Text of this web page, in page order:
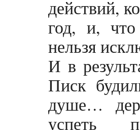
действий,
год, и,
нельзя
И в
Писк
душе…
успеть